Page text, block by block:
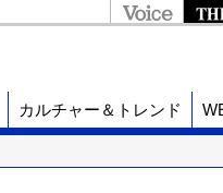
カルチャー＆トレンド